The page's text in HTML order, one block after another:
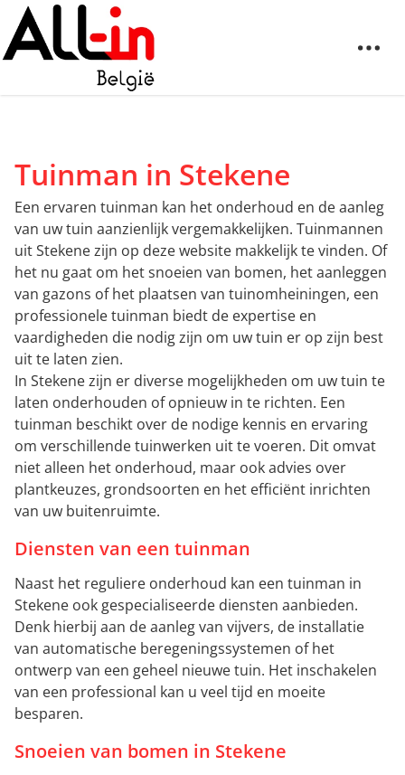
Tuinman in Stekene
Een ervaren tuinman kan het onderhoud en de aanleg
van uw tuin aanzienlijk vergemakkelijken. Tuinmannen
uit Stekene zijn op deze website makkelijk te vinden. Of
het nu gaat om het snoeien van bomen, het aanleggen
van gazons of het plaatsen van tuinomheiningen, een
professionele tuinman biedt de expertise en
vaardigheden die nodig zijn om uw tuin er op zijn best
uit te laten zien.
In Stekene zijn er diverse mogelijkheden om uw tuin te
laten onderhouden of opnieuw in te richten. Een
tuinman beschikt over de nodige kennis en ervaring
om verschillende tuinwerken uit te voeren. Dit omvat
niet alleen het onderhoud, maar ook advies over
plantkeuzes, grondsoorten en het efficiënt inrichten
van uw buitenruimte.
Diensten van een tuinman
Naast het reguliere onderhoud kan een tuinman in
Stekene ook gespecialiseerde diensten aanbieden.
Denk hierbij aan de aanleg van vijvers, de installatie
van automatische beregeningssystemen of het
ontwerp van een geheel nieuwe tuin. Het inschakelen
van een professional kan u veel tijd en moeite
besparen.
Snoeien van bomen in Stekene